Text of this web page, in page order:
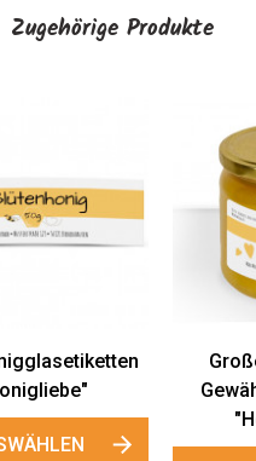
Zugehörige Produkte
Kleine Honigglas-
Gewährverschlüsse